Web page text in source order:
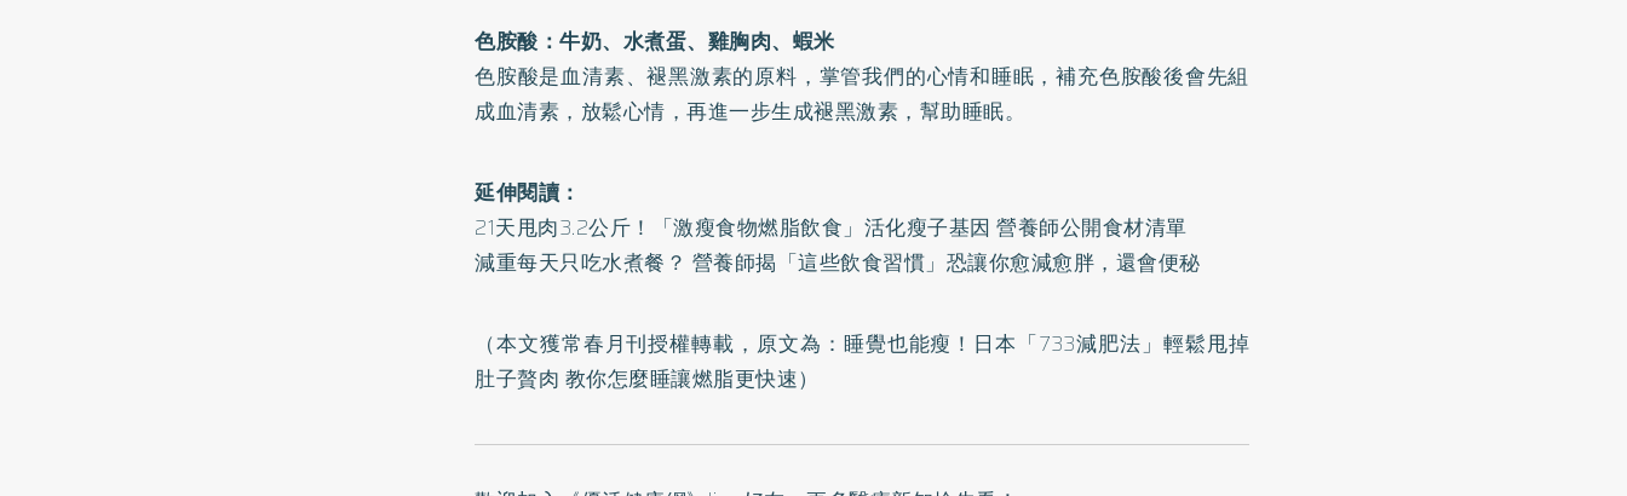
色胺酸：牛奶、水煮蛋、雞胸肉、蝦米
色胺酸是血清素、褪黑激素的原料，掌管我們的心情和睡眠，補充色胺酸後會先組
成血清素，放鬆心情，再進一步生成褪黑激素，幫助睡眠。
延伸閱讀：
21天甩肉3.2公斤！「激瘦食物燃脂飲食」活化瘦子基因 營養師公開食材清單
減重每天只吃水煮餐？ 營養師揭「這些飲食習慣」恐讓你愈減愈胖，還會便秘
（本文獲常春月刊授權轉載，原文為： 睡覺也能瘦！日本「733減肥法」輕鬆甩掉
肚子贅肉 教你怎麼睡讓燃脂更快速）